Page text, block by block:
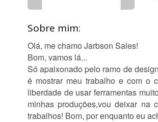
Sobre mim:
Olá, me chamo Jarbson Sales!
Bom, vamos lá...
Só apaixonado pelo ramo de
é mostrar meu trabalho e com o
liberdade de usar ferramentas
minhas produções,vou deixar
trabalhos! Bom, por enquanto eu